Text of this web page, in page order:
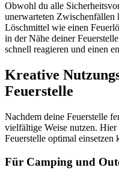
Obwohl du alle
unerwarteten Zwischenfällen
Löschmittel wie einen
in der Nähe deiner
schnell reagieren und einen
Kreative
Feuerstelle
Nachdem deine Feuerstelle
vielfältige Weise nutzen.
Feuerstelle optimal einsetzen
Für Camping und